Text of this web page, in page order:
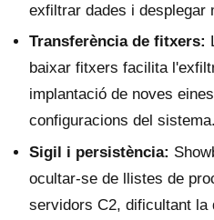
exfiltrar dades i desplegar
Transferència de fitxers:
baixar fitxers facilita
implantació de noves
configuracions del sistema.
Sigil i persistència:
ocultar-se de llistes de
servidors C2, dificultant la